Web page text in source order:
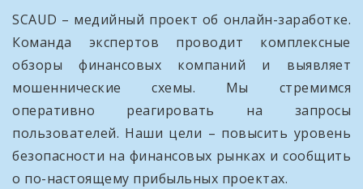
SCAUD – медийный проект об онлайн-заработке.
Команда экспертов проводит комплексные
обзоры финансовых компаний и выявляет
мошеннические схемы. Мы стремимся
оперативно реагировать на запросы
пользователей. Наши цели – повысить уровень
безопасности на финансовых рынках и сообщить
о по-настоящему прибыльных проектах.